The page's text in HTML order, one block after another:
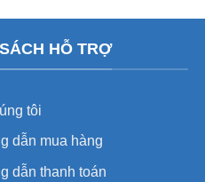
HỖ TRỢ
tôi
dẫn mua hàng
dẫn thanh toán